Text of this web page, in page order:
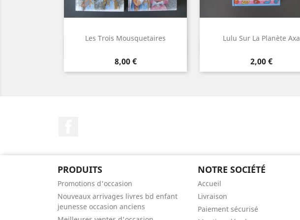
Les Trois Mousquetaires
Prix
8,00 €
Lulu Sur La Planète Axa
Prix
2,00 €
PRODUITS
Promotions d'occasion
Nouveaux arrivages livres bd enfant
jeunesse occasion anciens
NOTRE SOCIÉTÉ
Accueil
Livraison
Paiement sécurisé